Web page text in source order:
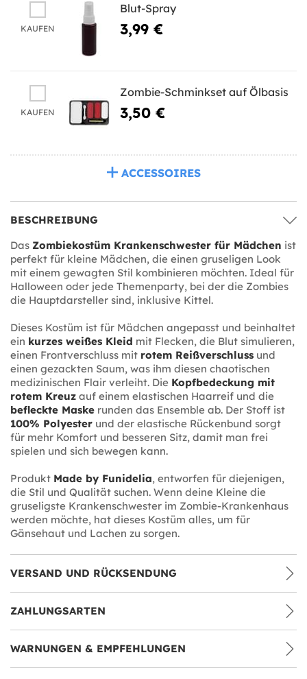
KAUFEN
Blut-Spray
3,99 €
KAUFEN
Zombie-Schminkset auf Ölbasis
3,50 €
ACCESSOIRES
BESCHREIBUNG
Das Zombiekostüm Krankenschwester für Mädchen ist
perfekt für kleine Mädchen, die einen gruseligen Look
mit einem gewagten Stil kombinieren möchten. Ideal für
Halloween oder jede Themenparty, bei der die Zombies
die Hauptdarsteller sind, inklusive Kittel.
Dieses Kostüm ist für Mädchen angepasst und beinhaltet
ein kurzes weißes Kleid mit Flecken, die Blut simulieren,
einen Frontverschluss mit rotem Reißverschluss und
einen gezackten Saum, was ihm diesen chaotischen
medizinischen Flair verleiht. Die Kopfbedeckung mit
rotem Kreuz auf einem elastischen Haarreif und die
befleckte Maske runden das Ensemble ab. Der Stoff ist
100% Polyester und der elastische Rückenbund sorgt
für mehr Komfort und besseren Sitz, damit man frei
spielen und sich bewegen kann.
Produkt Made by Funidelia, entworfen für diejenigen,
die Stil und Qualität suchen. Wenn deine Kleine die
gruseligste Krankenschwester im Zombie-Krankenhaus
werden möchte, hat dieses Kostüm alles, um für
Gänsehaut und Lachen zu sorgen.
VERSAND UND RÜCKSENDUNG
ZAHLUNGSARTEN
WARNUNGEN & EMPFEHLUNGEN